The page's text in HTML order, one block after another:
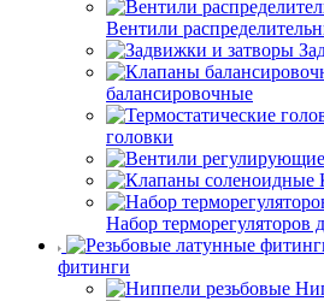
Вентили
балансировочные
головки
Набор терморегуляторов
фитинги